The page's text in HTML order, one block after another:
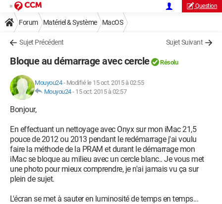
Question
Forum Matériel & Système MacOS
Sujet Précédent Sujet Suivant
Bloque au démarrage avec cercle Résolu
Mouyou24- Modifié le 15 oct. 2015 à 02:55
Mouyou24- 15 oct. 2015 à 02:57
Bonjour,
En effectuant un nettoyage avec Onyx sur mon iMac 21,5
pouce de 2012 ou 2013 pendant le redémarrage j'ai voulu
faire la méthode de la PRAM et durant le démarrage mon
iMac se bloque au milieu avec un cercle blanc.. Je vous met
une photo pour mieux comprendre, je n'ai jamais vu ça sur
plein de sujet.
L'écran se met à sauter en luminosité de temps en temps...